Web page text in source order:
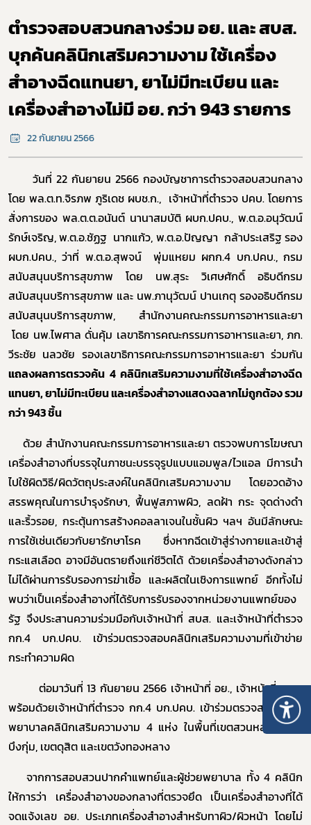
ตำรวจสอบสวนกลางร่วม อย. และ สบส.
บุกค้นคลินิกเสริมความงาม ใช้เครื่อง
สำอางฉีดแทนยา, ยาไม่มีทะเบียน และ
เครื่องสำอางไม่มี อย. กว่า 943 รายการ
22 กันยายน 2566
วันที่ 22 กันยายน 2566 กองบัญชาการตำรวจสอบสวนกลาง
โดย พล.ต.ท.จิรภพ ภูริเดช ผบช.ก., เจ้าหน้าที่ตำรวจ ปคบ. โดยการ
สั่งการของ พล.ต.ต.อนันต์ นานาสมบัติ ผบก.ปคบ., พ.ต.อ.อนุวัฒน์
รักษ์เจริญ, พ.ต.อ.ชัฏฐ นากแก้ว, พ.ต.อ.ปัญญา กล้าประเสริฐ รอง
ผบก.ปคบ., ว่าที่ พ.ต.อ.สุพจน์ พุ่มแหยม ผกก.4 บก.ปคบ.,กรม
สนับสนุนบริการสุขภาพ โดย นพ.สุระ วิเศษศักดิ์ อธิบดีกรม
สนับสนุนบริการสุขภาพ และ นพ.ภานุวัฒน์ ปานเกตุ รองอธิบดีกรม
สนับสนุนบริการสุขภาพ, สำนักงานคณะกรรมการอาหารและยา
โดย นพ.ไพศาล ดั่นคุ้ม เลขาธิการคณะกรรมการอาหารและยา,ภก.
วีระชัย นลวชัย รองเลขาธิการคณะกรรมการอาหารและยา ร่วมกัน
แถลงผลการตรวจค้น 4 คลินิกเสริมความงามที่ใช้เครื่องสำอางฉีด
แทนยา,ยาไม่มีทะเบียน และเครื่องสำอางแสดงฉลากไม่ถูกต้อง รวม
กว่า 943 ชิ้น
ด้วย สำนักงานคณะกรรมการอาหารและยา ตรวจพบการโฆษณา
เครื่องสำอางที่บรรจุในภาชนะบรรจุรูปแบบแอมพูล/ไวแอล มีการนำ
ไปใช้ผิดวิธี/ผิดวัตถุประสงค์ในคลินิกเสริมความงาม โดยอวดอ้าง
สรรพคุณในการบำรุงรักษา,ฟื้นฟูสภาพผิว, ลดฝ้า กระ จุดด่างดำ
และริ้วรอย, กระตุ้นการสร้างคอลลาเจนในชั้นผิว ฯลฯ อันมีลักษณะ
การใช้เช่นเดียวกับยารักษาโรค ซึ่งหากฉีดเข้าสู่ร่างกายและเข้าสู่
กระแสเลือด อาจมีอันตรายถึงแก่ชีวิตได้ ด้วยเครื่องสำอางดังกล่าว
ไม่ได้ผ่านการรับรองการฆ่าเชื้อ และผลิตในเชิงการแพทย์ อีกทั้งไม่
พบว่าเป็นเครื่องสำอางที่ได้รับการรับรองจากหน่วยงานแพทย์ของ
รัฐ จึงประสานความร่วมมือกับเจ้าหน้าที่ สบส. และเจ้าหน้าที่ตำรวจ
กก.4 บก.ปคบ. เข้าร่วมตรวจสอบคลินิกเสริมความงามที่เข้าข่าย
กระทำความผิด
ต่อมาวันที่ 13 กันยายน 2566 เจ้าหน้าที่ อย., เจ้าหน้าที่ สบส.
พร้อมด้วยเจ้าหน้าที่ตำรวจ กก.4 บก.ปคบ. เข้าร่วมตรวจสอบสถาน
พยาบาลคลินิกเสริมความงาม 4 แห่งในพื้นที่เขตสวนหลวง, เขต
บึงกุ่ม, เขตดุสิต และเขตวังทองหลาง
จากการสอบสวนปากคำแพทย์และผู้ช่วยพยาบาล ทั้ง 4 คลินิก
ให้การว่า เครื่องสำอางของกลางที่ตรวจยึด เป็นเครื่องสำอางที่ได้
จดแจ้งเลข อย. ประเภทเครื่องสำอางสำหรับทาผิว/ผิวหน้า โดยไม่